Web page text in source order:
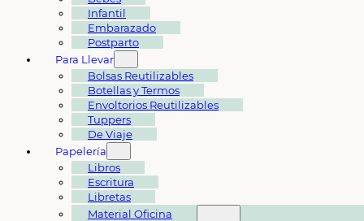
Infantil
Embarazado
Postparto
Para Llevar
Bolsas Reutilizables
Botellas y Termos
Envoltorios Reutilizables
Tuppers
De Viaje
Papelería
Libros
Escritura
Libretas
Material Oficina